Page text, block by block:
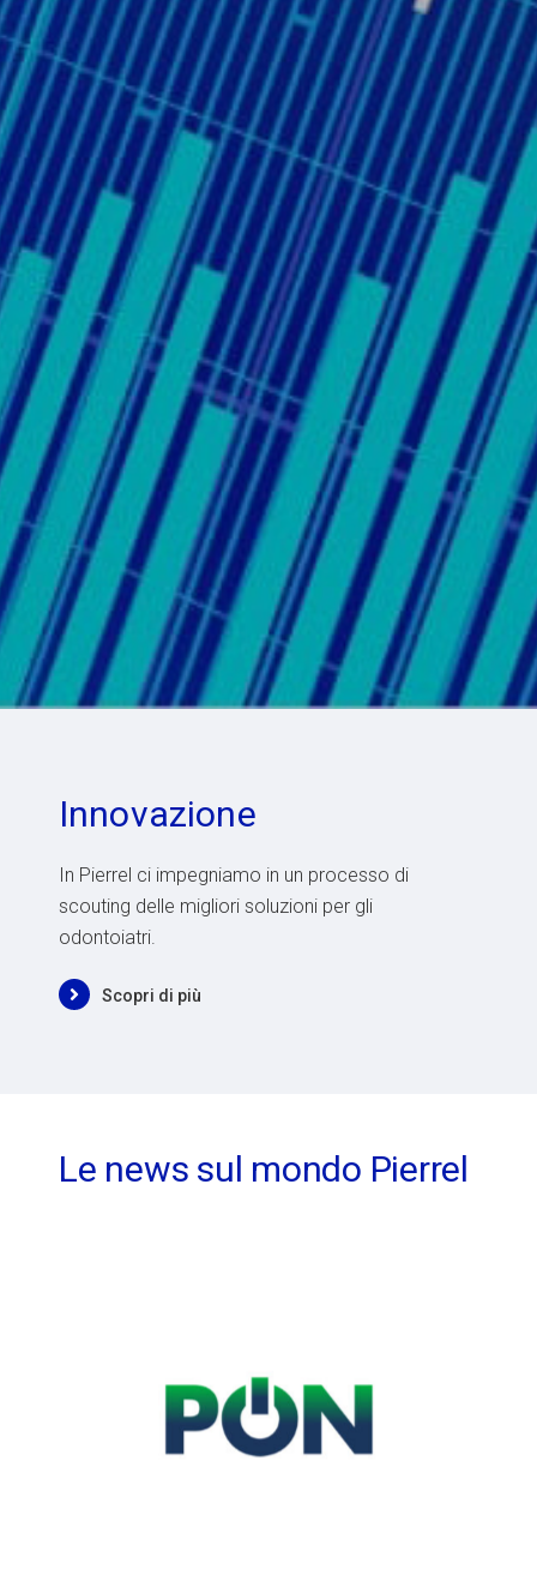
Innovazione
In Pierrel ci impegniamo in un processo di
scouting delle migliori soluzioni per gli
odontoiatri.
Scopri di più
Le news sul mondo Pierrel